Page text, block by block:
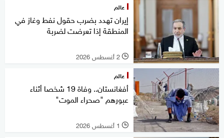
عالم
إيران تهدد بضرب حقول نفط وغاز في
المنطقة إذا تعرضت لضربة
l 2 أغسطس 2026
عالم
أفغانستان.. وفاة 19 شخصا أثناء
عبورهم "صحراء الموت"
l 1 أغسطس 2026